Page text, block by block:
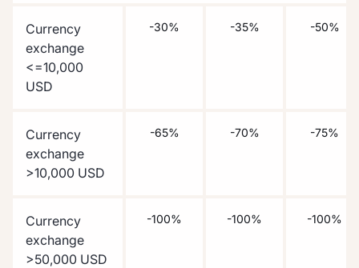
Currency
exchange
<=10,000
USD
Currency
exchange
>10,000 USD
Currency
exchange
>50,000 USD
-30%
-65%
-100%
-35%
-70%
-100%
-50%
-75%
-100%